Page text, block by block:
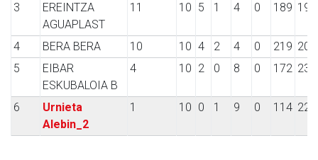
3
EREINTZA
AGUAPLAST
11 10 5 1 4 0 189 191
4 BERA BERA 10 10 4 2 4 0 219 207
5
EIBAR
ESKUBALOIA B
4 10 2 0 8 0 172 230
6
Urnieta
Alebin_2
1 10 0 1 9 0 114 229